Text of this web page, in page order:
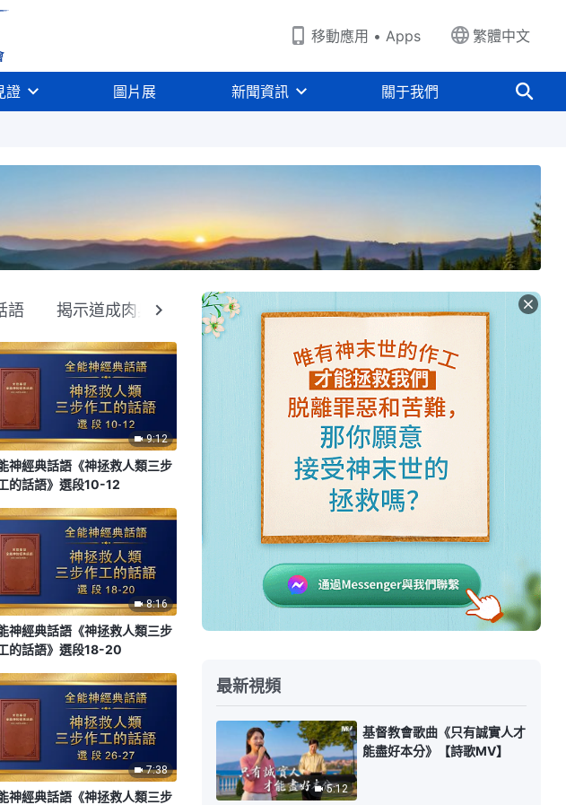
移動應用 • Apps 繁體中文
證 圖片展 新聞資訊 關于我們
語 揭示道成肉身奥秘的話語 神每步作工與神名關係的話語 關于
9:12
神經典話語《神拯救人類三步
的話語》選段10-12
8:16
神經典話語《神拯救人類三步
的話語》選段18-20
7:38
神經典話語《神拯救人類三步
最新視頻
5:12
基督教會歌曲《只有誠實人才
能盡好本分》【詩歌MV】